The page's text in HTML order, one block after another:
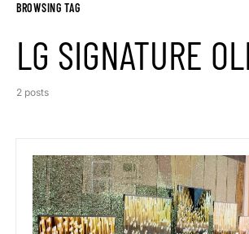
BROWSING TAG
LG SIGNATURE
2 posts